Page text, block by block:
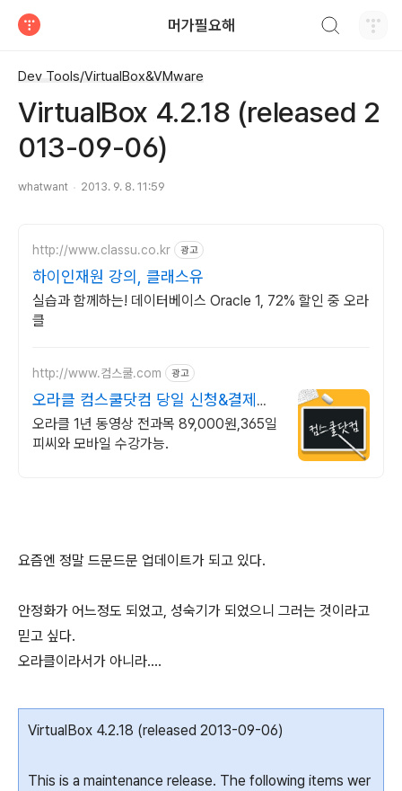
머가필요해
Dev Tools/VirtualBox&VMware
VirtualBox 4.2.18 (released 2
013-09-06)
whatwant 2013. 9. 8. 11:59
http://www.classu.co.kr 광고
하이인재원 강의, 클래스유
실습과 함께하는! 데이터베이스 Oracle 1, 72% 할인 중 오라
클
http://www.컴스쿨.com 광고
오라클 컴스쿨닷컴 당일 신청&결제시
기프티콘!
오라클 1년 동영상 전과목 89,000원,365일
피씨와 모바일 수강가능.
요즘엔 정말 드문드문 업데이트가 되고 있다.
안정화가 어느정도 되었고, 성숙기가 되었으니 그러는 것이라고
믿고 싶다.
오라클이라서가 아니라....
VirtualBox 4.2.18 (released 2013-09-06)
This is a maintenance release. The following items wer